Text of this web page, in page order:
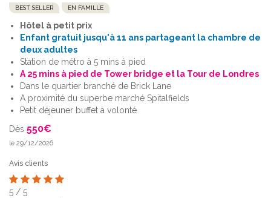
BEST SELLER EN FAMILLE
Hôtel à petit prix
Enfant gratuit jusqu'à 11 ans partageant la chambre de
deux adultes
Station de métro à 5 mins à pied
A 25 mins à pied de Tower bridge et la Tour de Londres
Dans le quartier branché de Brick Lane
A proximité du superbe marché Spitalfields
Petit déjeuner buffet à volonté
Dès 550€
le 29/12/2026
Avis clients
5 / 5